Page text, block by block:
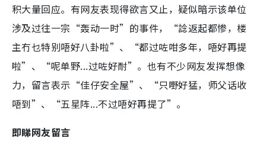
积大量回应。有网友表现得欲言又止，疑似暗示该单位
涉及过往一宗“轰动一时”的事件，“諗返起都惨，楼
主冇乜特别唔好八卦啦”、“都过咗咁多年，唔好再提
啦”、“呢单野...过咗好耐”。也有不少网友发挥想像
力，留言表示“佳仔安全屋”、“只嘢好猛，师父话收
唔到”、“五星阵...不过唔好再提了”。
即睇网友留言